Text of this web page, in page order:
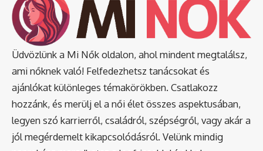
Üdvözlünk a Mi Nők oldalon, ahol mindent megtalálsz,
ami nőknek való! Felfedezhetsz tanácsokat és
ajánlókat különleges témakörökben. Csatlakozz
hozzánk, és merülj el a női élet összes aspektusában,
legyen szó karrierről, családról, szépségről, vagy akár a
jól megérdemelt kikapcsolódásról. Velünk mindig